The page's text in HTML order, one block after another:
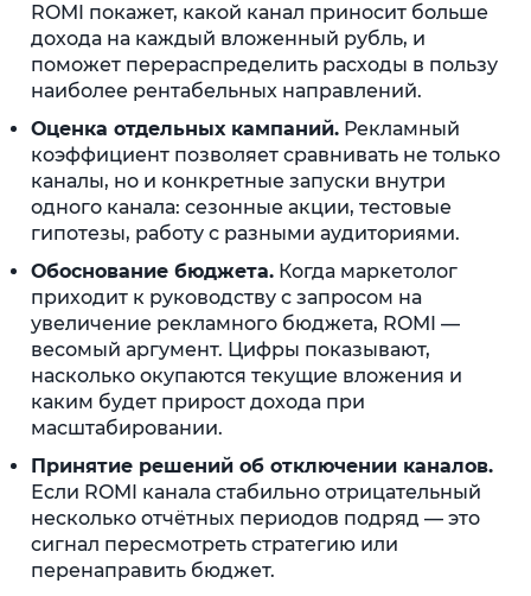
ROMI покажет, какой канал приносит больше
дохода на каждый вложенный рубль, и
поможет перераспределить расходы в пользу
наиболее рентабельных направлений.
Оценка отдельных кампаний. Рекламный
коэффициент позволяет сравнивать не только
каналы, но и конкретные запуски внутри
одного канала: сезонные акции, тестовые
гипотезы, работу с разными аудиториями.
Обоснование бюджета. Когда маркетолог
приходит к руководству с запросом на
увеличение рекламного бюджета, ROMI —
весомый аргумент. Цифры показывают,
насколько окупаются текущие вложения и
каким будет прирост дохода при
масштабировании.
Принятие решений об отключении каналов.
Если ROMI канала стабильно отрицательный
несколько отчётных периодов подряд — это
сигнал пересмотреть стратегию или
перенаправить бюджет.